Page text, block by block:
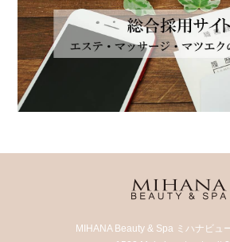
MIHANA Beauty & Spa ミハナビュ